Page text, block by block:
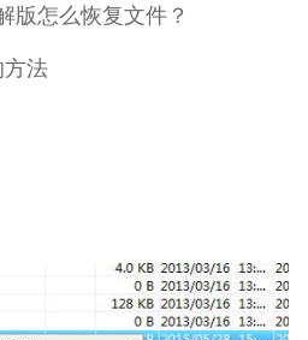
版怎么恢复文件？
法